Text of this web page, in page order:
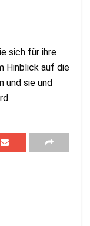
sich für ihre
Hinblick auf die
und sie und